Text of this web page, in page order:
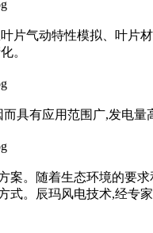
片气动特性模拟、叶片
。
具有应用范围广,发电
案。随着生态环境的要
。辰玛风电技术,经专